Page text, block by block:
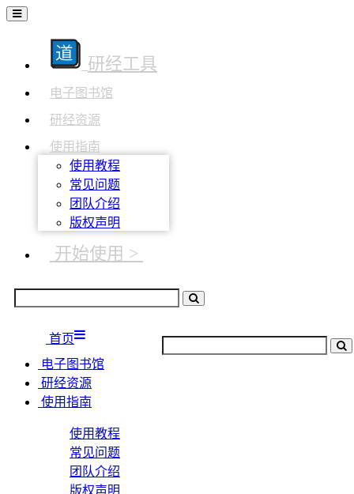
研经工具
电子图书馆
研经资源
使用指南
使用教程
常见问题
团队介绍
版权声明
开始使用 >
首页
电子图书馆
研经资源
使用指南
使用教程
常见问题
团队介绍
版权声明